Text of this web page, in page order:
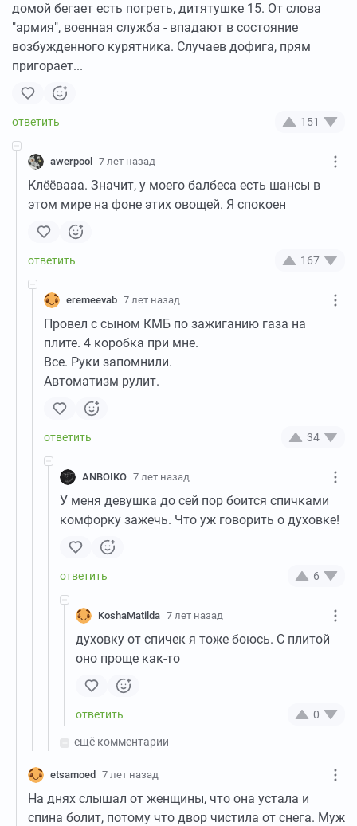
домой бегает есть погреть, дитятушке 15. От слова
"армия", военная служба - впадают в состояние
возбужденного курятника. Случаев дофига, прям
пригорает...
151
awerpool 7 лет назад
Клёёвааа. Значит, у моего балбеса есть шансы в
этом мире на фоне этих овощей. Я спокоен
167
eremeevab 7 лет назад
Провел с сыном КМБ по зажиганию газа на
плите. 4 коробка при мне.
Все. Руки запомнили.
Автоматизм рулит.
34
ANBOIKO 7 лет назад
У меня девушка до сей пор боится спичками
комфорку зажечь. Что уж говорить о духовке!
6
KoshaMatilda 7 лет назад
духовку от спичек я тоже боюсь. С плитой
оно проще как-то
0
ещё комментарии
etsamoed 7 лет назад
На днях слышал от женщины, что она устала и
спина болит, потому что двор чистила от снега. Муж